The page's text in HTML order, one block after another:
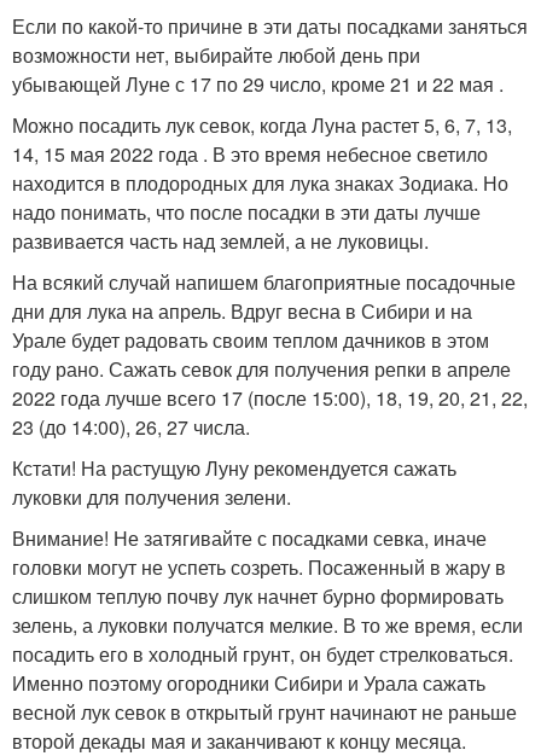
Если по какой-то причине в эти даты посадками заняться
возможности нет, выбирайте любой день при
убывающей Луне с 17 по 29 число, кроме 21 и 22 мая .
Можно посадить лук севок, когда Луна растет 5, 6, 7, 13,
14, 15 мая 2022 года . В это время небесное светило
находится в плодородных для лука знаках Зодиака. Но
надо понимать, что после посадки в эти даты лучше
развивается часть над землей, а не луковицы.
На всякий случай напишем благоприятные посадочные
дни для лука на апрель. Вдруг весна в Сибири и на
Урале будет радовать своим теплом дачников в этом
году рано. Сажать севок для получения репки в апреле
2022 года лучше всего 17 (после 15:00), 18, 19, 20, 21, 22,
23 (до 14:00), 26, 27 числа.
Кстати! На растущую Луну рекомендуется сажать
луковки для получения зелени.
Внимание! Не затягивайте с посадками севка, иначе
головки могут не успеть созреть. Посаженный в жару в
слишком теплую почву лук начнет бурно формировать
зелень, а луковки получатся мелкие. В то же время, если
посадить его в холодный грунт, он будет стрелковаться.
Именно поэтому огородники Сибири и Урала сажать
весной лук севок в открытый грунт начинают не раньше
второй декады мая и заканчивают к концу месяца.